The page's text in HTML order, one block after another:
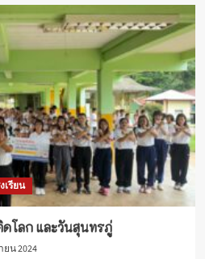
เรียน
โลก และวันสุนทรภู่
น 2024